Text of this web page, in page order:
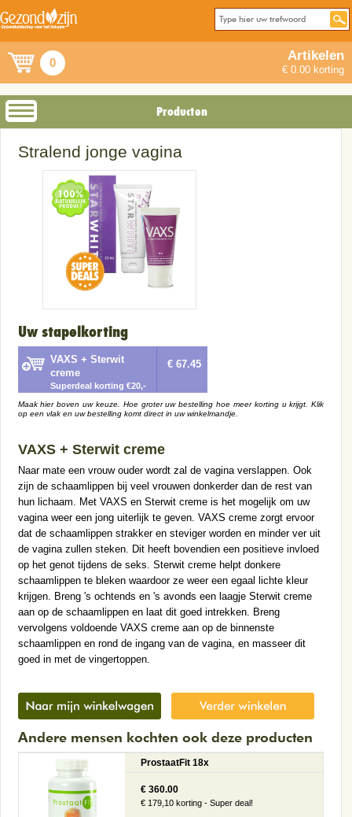
0 Artikelen
€ 0.00 korting
Producten
Stralend jonge vagina
Uw stapelkorting
VAXS + Sterwit
creme
Superdeal korting €20,-
€ 67.45
Maak hier boven uw keuze. Hoe groter uw bestelling hoe meer korting u krijgt. Klik
op een vlak en uw bestelling komt direct in uw winkelmandje.
VAXS + Sterwit creme
Naar mate een vrouw ouder wordt zal de vagina verslappen. Ook
zijn de schaamlippen bij veel vrouwen donkerder dan de rest van
hun lichaam. Met VAXS en Sterwit creme is het mogelijk om uw
vagina weer een jong uiterlijk te geven. VAXS creme zorgt ervoor
dat de schaamlippen strakker en steviger worden en minder ver uit
de vagina zullen steken. Dit heeft bovendien een positieve invloed
op het genot tijdens de seks. Sterwit creme helpt donkere
schaamlippen te bleken waardoor ze weer een egaal lichte kleur
krijgen. Breng 's ochtends en 's avonds een laagje Sterwit creme
aan op de schaamlippen en laat dit goed intrekken. Breng
vervolgens voldoende VAXS creme aan op de binnenste
schaamlippen en rond de ingang van de vagina, en masseer dit
goed in met de vingertoppen.
Andere mensen kochten ook deze producten
ProstaatFit 18x
€ 360.00
€ 179,10 korting - Super deal!